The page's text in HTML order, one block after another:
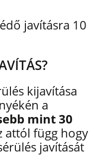
javításra 10
kijavítása
a
mint 30
attól függ hogy
javítását